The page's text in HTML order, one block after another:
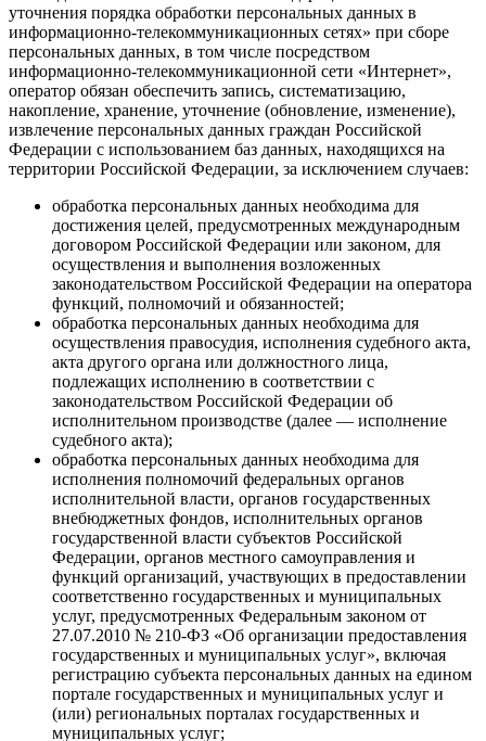
уточнения порядка обработки персональных данных в
информационно-телекоммуникационных сетях» при сборе
персональных данных, в том числе посредством
информационно-телекоммуникационной сети «Интернет»,
оператор обязан обеспечить запись, систематизацию,
накопление, хранение, уточнение (обновление, изменение),
извлечение персональных данных граждан Российской
Федерации с использованием баз данных, находящихся на
территории Российской Федерации, за исключением случаев:
обработка персональных данных необходима для
достижения целей, предусмотренных международным
договором Российской Федерации или законом, для
осуществления и выполнения возложенных
законодательством Российской Федерации на оператора
функций, полномочий и обязанностей;
обработка персональных данных необходима для
осуществления правосудия, исполнения судебного акта,
акта другого органа или должностного лица,
подлежащих исполнению в соответствии с
законодательством Российской Федерации об
исполнительном производстве (далее — исполнение
судебного акта);
обработка персональных данных необходима для
исполнения полномочий федеральных органов
исполнительной власти, органов государственных
внебюджетных фондов, исполнительных органов
государственной власти субъектов Российской
Федерации, органов местного самоуправления и
функций организаций, участвующих в предоставлении
соответственно государственных и муниципальных
услуг, предусмотренных Федеральным законом от
27.07.2010 № 210-ФЗ «Об организации предоставления
государственных и муниципальных услуг», включая
регистрацию субъекта персональных данных на едином
портале государственных и муниципальных услуг и
(или) региональных порталах государственных и
муниципальных услуг;